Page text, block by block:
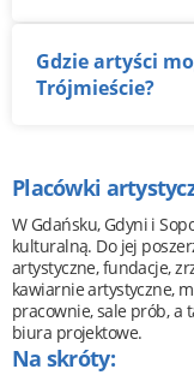
Gdzie artyści mogą znaleźć sale prób w
Trójmieście?
Placówki
W Gdańsku, Gdyni i
kulturalną. Do jej
artystyczne, fundacje,
kawiarnie artystyczne,
pracownie, sale prób, a
biura projektowe.
Na skróty: